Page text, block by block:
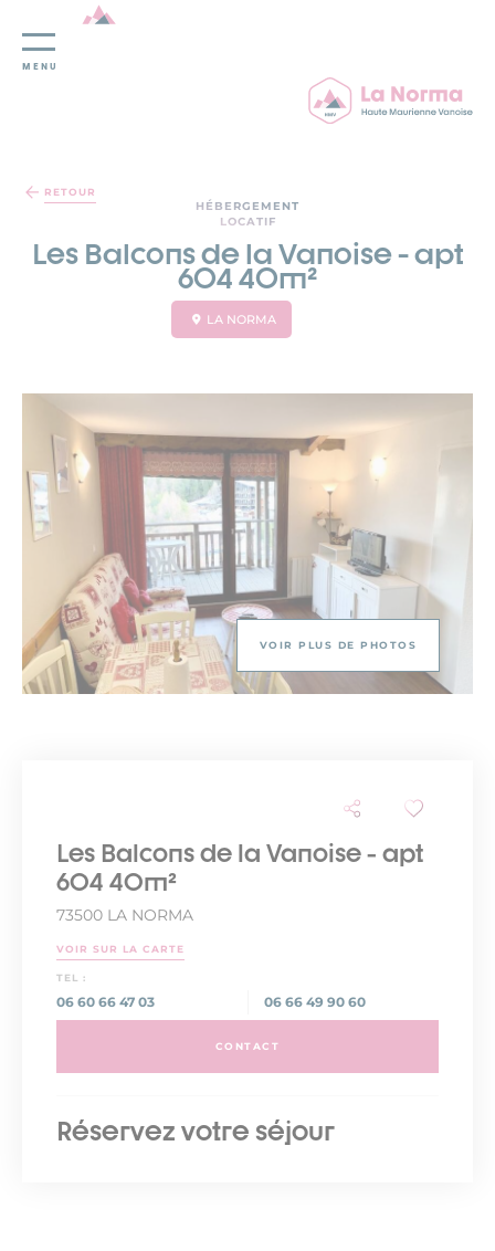
MENU
RETOUR
HÉBERGEMENT
LOCATIF
Les Balcons de la Vanoise - apt
604 40m²
LA NORMA
VOIR PLUS DE PHOTOS
Les Balcons de la Vanoise - apt
604 40m²
73500 LA NORMA
VOIR SUR LA CARTE
TEL :
06 60 66 47 03 06 66 49 90 60
CONTACT
Réservez votre séjour